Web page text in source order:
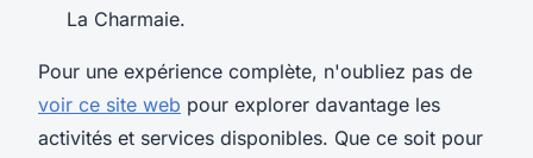
La Charmaie.
Pour une expérience complète, n'oubliez pas de
voir ce site web pour explorer davantage les
activités et services disponibles. Que ce soit pour